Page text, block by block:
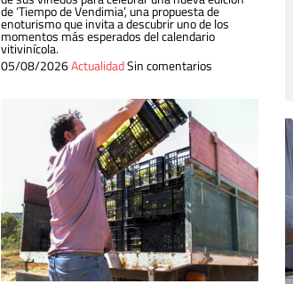
de ‘Tiempo de Vendimia’, una propuesta de
enoturismo que invita a descubrir uno de los
momentos más esperados del calendario
vitivinícola.
05/08/2026ActualidadSin comentarios